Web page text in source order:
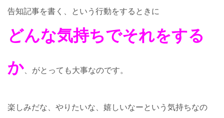
告知記事を書く、という行動をするときに
どんな気持ちでそれをする
か 、がとっても大事なのです。
楽しみだな、やりたいな、嬉しいなーという気持ちなの